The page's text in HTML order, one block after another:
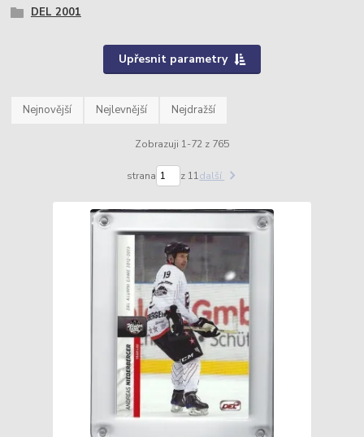
DEL 2001
Upřesnit parametry
Nejnovější Nejlevnější Nejdražší
Zobrazuji 1-72 z 765
strana z 11další